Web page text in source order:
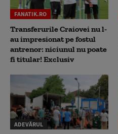
FANATIK.RO
Transferurile Craiovei nu l-
au impresionat pe fostul
antrenor: niciunul nu poate
fi titular! Exclusiv
ADEVĂRUL